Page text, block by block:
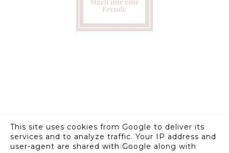
Credits
This site uses cookies from Google to deliver its
services and to analyze traffic. Your IP address and
user-agent are shared with Google along with